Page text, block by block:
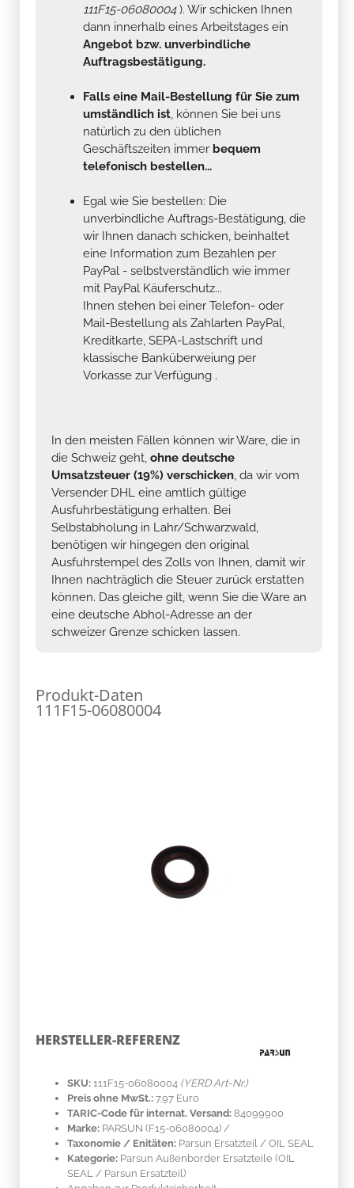
111F15-06080004). Wir schicken Ihnen
dann innerhalb eines Arbeitstages ein
Angebot bzw. unverbindliche
Auftragsbestätigung.
Falls eine Mail-Bestellung für Sie zum
umständlich ist, können Sie bei uns
natürlich zu den üblichen
Geschäftszeiten immer bequem
telefonisch bestellen...
Egal wie Sie bestellen: Die
unverbindliche Auftrags-Bestätigung, die
wir Ihnen danach schicken, beinhaltet
eine Information zum Bezahlen per
PayPal - selbstverständlich wie immer
mit PayPal Käuferschutz...
Ihnen stehen bei einer Telefon- oder
Mail-Bestellung als Zahlarten PayPal,
Kreditkarte, SEPA-Lastschrift und
klassische Banküberweiung per
Vorkasse zur Verfügung .
In den meisten Fällen können wir Ware, die in
die Schweiz geht, ohne deutsche
Umsatzsteuer (19%) verschicken, da wir vom
Versender DHL eine amtlich gültige
Ausfuhrbestätigung erhalten. Bei
Selbstabholung in Lahr/Schwarzwald,
benötigen wir hingegen den original
Ausfuhrstempel des Zolls von Ihnen, damit wir
Ihnen nachträglich die Steuer zurück erstatten
können. Das gleiche gilt, wenn Sie die Ware an
eine deutsche Abhol-Adresse an der
schweizer Grenze schicken lassen.
Produkt-Daten
111F15-06080004
HERSTELLER-REFERENZ
SKU: 111F15-06080004 (YERD Art-Nr.)
Preis ohne MwSt.: 7.97 Euro
TARIC-Code für internat. Versand: 84099900
Marke: PARSUN (F15-06080004) /
Taxonomie / Enitäten: Parsun Ersatzteil / OIL SEAL
Kategorie: Parsun Außenborder Ersatzteile (OIL
SEAL / Parsun Ersatzteil)